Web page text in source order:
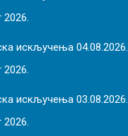
2026.
искључења 04.08.2026.
2026.
искључења 03.08.2026.
2026.